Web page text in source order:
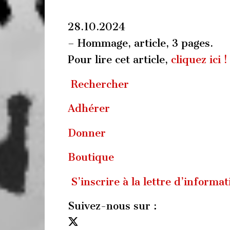
28.10.2024
– Hommage, article, 3 pages.
Pour lire cet article, cliquez ici !
Rechercher
Adhérer
Donner
Boutique
S’inscrire à la lettre
Suivez-nous sur :